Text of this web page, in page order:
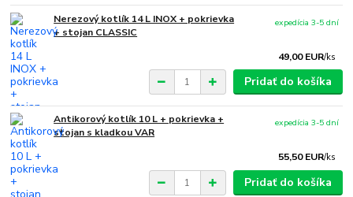
Nerezový kotlík 14 L INOX + pokrievka
+ stojan CLASSIC
49,00 EUR/ks
expedícia 3-5 dní
Pridať do košíka
Antikorový kotlík 10 L + pokrievka +
stojan s kladkou VAR
55,50 EUR/ks
expedícia 3-5 dní
Pridať do košíka